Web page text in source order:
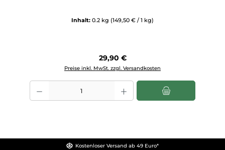
Inhalt: 0.2 kg (149,50 € / 1 kg)
Regulärer Preis:
29,90 €
Preise inkl. MwSt. zzgl. Versandkosten
Produkt Anzahl: Gib den gewünschten Wert ein oder benutze die
Kostenloser Versand ab 49 Euro*